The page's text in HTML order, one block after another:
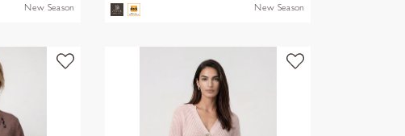
New Season New Season